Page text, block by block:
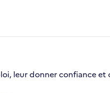
leur donner confiance